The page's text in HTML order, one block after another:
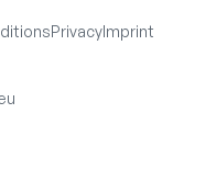
PrivacyImprint